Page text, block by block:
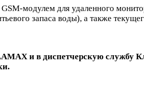
модулем для удаленного
запаса воды), а также
и в диспетчерскую службу